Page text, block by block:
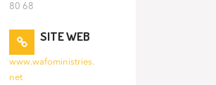
80 68
SITE WEB
www.wafoministries.
net